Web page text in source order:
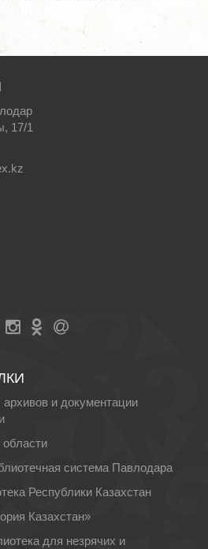
17/1
и документации
система Павлодара
Республики Казахстан
Казахстан»
для незрячих и